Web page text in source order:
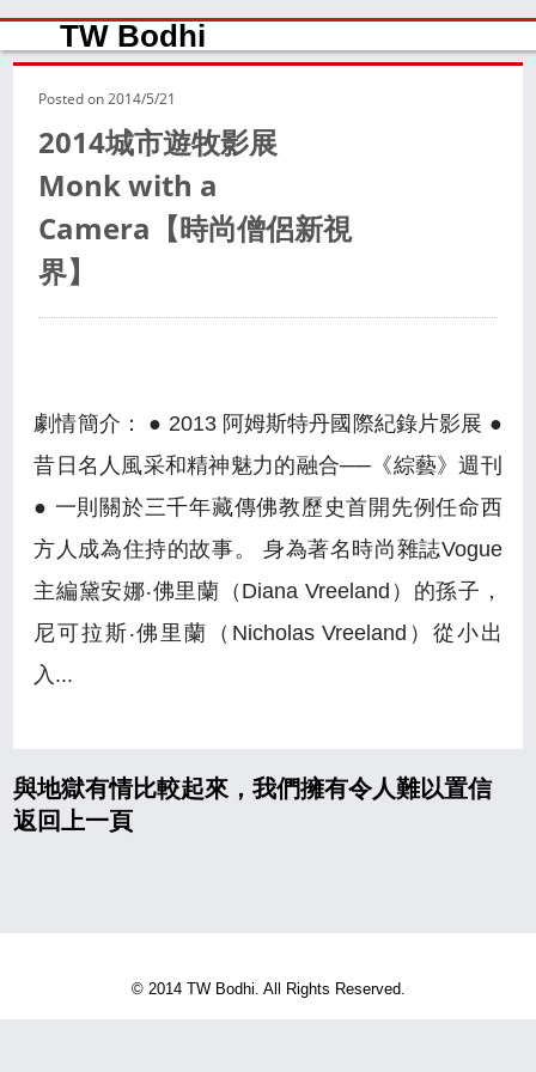
TW Bodhi
Posted on2014/5/21
2014城市遊牧影展
Monk with a
Camera【時尚僧侶新視
界】
劇情簡介： ● 2013 阿姆斯特丹國際紀錄片影展 ●
昔日名人風采和精神魅力的融合──《綜藝》週刊
● 一則關於三千年藏傳佛教歷史首開先例任命西
方人成為住持的故事。 身為著名時尚雜誌Vogue
主編黛安娜‧佛里蘭（Diana Vreeland）的孫子，
尼可拉斯‧佛里蘭（Nicholas Vreeland）從小出
入...
與地獄有情比較起來，我們擁有令人難以置信
返回上一頁
© 2014 TW Bodhi. All Rights Reserved.